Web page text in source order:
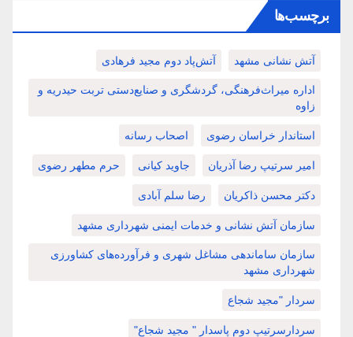
برچسب‌ها
آتش نشانی مشهد آتش‌پاد دوم مجید فرهادی
اداره میراث‌فرهنگی، گردشگری و صنایع‌دستی تربت حیدریه و
زاوه
استاندار خراسان رضوی اصحاب رسانه
امیر سرتیپ رضا آذریان جاوید کیانی حرم مطهر رضوی
دکتر محسن ذاکریان رضا سلم آبادی
سازمان آتش نشانی و خدمات ایمنی شهرداری مشهد
سازمان ساماندهی مشاغل شهری و فرآورده‌های کشاورزی
شهرداری مشهد
سردار "مجید شجاع
سردارسرتیپ دوم پاسدار " مجید شجاع"